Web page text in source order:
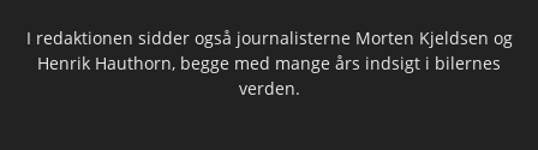
I redaktionen sidder også journalisterne Morten Kjeldsen og
Henrik Hauthorn, begge med mange års indsigt i bilernes
verden.